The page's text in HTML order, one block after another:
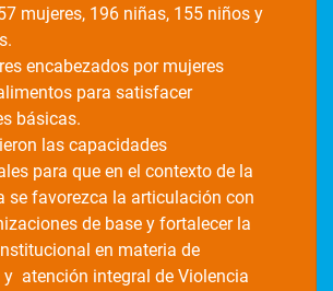
mujeres, 196 niñas, 155 niños y
encabezados por mujeres
para satisfacer
básicas.
las capacidades
para que en el contexto de la
se favorezca la articulación con
de base y fortalecer la
en materia de
y atención integral de Violencia